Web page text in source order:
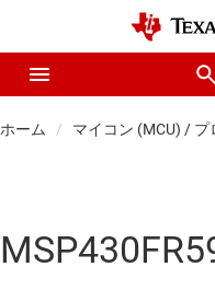
ホーム マイコン (MCU) / プ